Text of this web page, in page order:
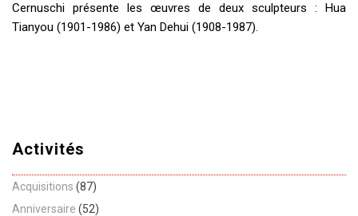
Cernuschi présente les œuvres de deux sculpteurs : Hua
Tianyou (1901-1986) et Yan Dehui (1908-1987).
Activités
Acquisitions (87)
Anniversaire (52)